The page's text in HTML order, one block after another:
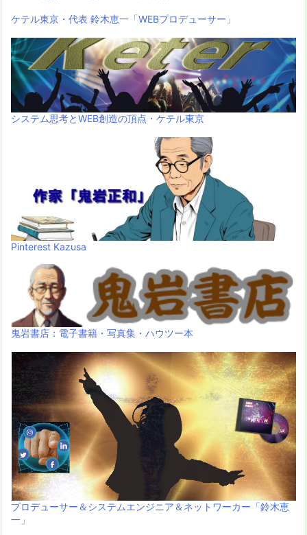
ケテル東京・代表 鈴木恵一「WEBプロデューサー」
システム思考とWEB創造の頂点・ケテル東京
Pinterest Kazusa
鬼岩書店：電子書籍・写真集・ハウツー本
プロデューサー＆システムエンジニア＆ネットワーカー「鈴木恵
一」